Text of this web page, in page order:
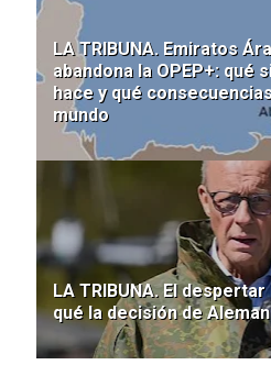
LA TRIBUNA. Emiratos
abandona la OPEP+: qué
hace y qué
mundo
LA TRIBUNA. El
qué la decisión de